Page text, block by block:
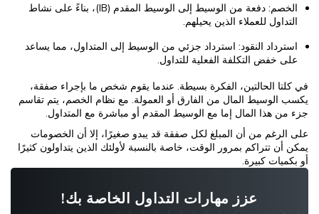
الخصم: دفعة من الوسيط إلى الوسيط المقدم (IB)، بناءً على نشاط
التداول للعملاء الذين يحيلهم.
استرداد النقود: استرداد جزئي من الوسيط إلى المتداول، مما يساعد
على خفض التكلفة الفعلية للتداول.
في كلتا الحالتين، الفكرة بسيطة. عندما يقوم شخص ما بإجراء صفقة،
يكسب الوسيط المال من الفارق أو العمولة. مع نظام الخصم، يتم تقاسم
جزء من هذا المال إما مع الوسيط المقدم أو مباشرة مع المتداول.
على الرغم من أن المبلغ لكل صفقة قد يبدو صغيرًا، إلا أن الخصومات
يمكن أن تتراكم بمرور الوقت، خاصة بالنسبة لأولئك الذين يتداولون كثيرًا
أو بكميات كبيرة.
عزز مهارات التداول الخاصة بك!